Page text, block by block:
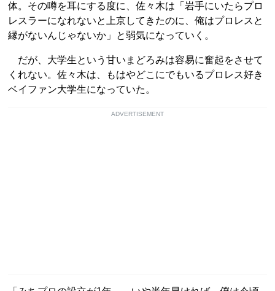
体。その噂を耳にする度に、佐々木は「岩手にいたらプロ
レスラーになれないと上京してきたのに、俺はプロレスと
縁がないんじゃないか」と弱気になっていく。
だが、大学生という甘いまどろみは容易に奮起をさせて
くれない。佐々木は、もはやどこにでもいるプロレス好き
ベイファン大学生になっていた。
ADVERTISEMENT